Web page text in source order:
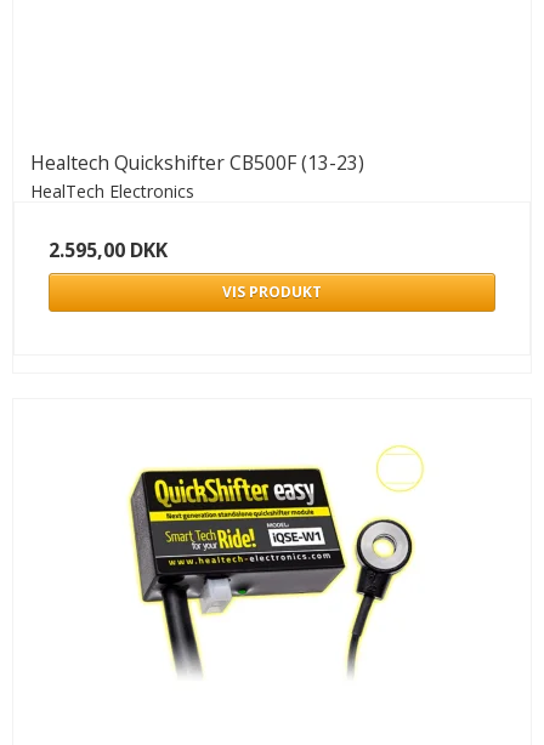
Healtech Quickshifter CB500F (13-23)
HealTech Electronics
2.595,00 DKK
VIS PRODUKT